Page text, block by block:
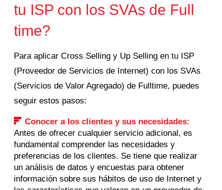
tu ISP con los SVAs de Full
time?
Para aplicar Cross Selling y Up Selling en tu ISP
(Proveedor de Servicios de Internet) con los SVAs
(Servicios de Valor Agregado) de Fulltime, puedes
seguir estos pasos:
Conocer a los clientes y sus necesidades:
Antes de ofrecer cualquier servicio adicional, es
fundamental comprender las necesidades y
preferencias de los clientes. Se tiene que realizar
un análisis de datos y encuestas para obtener
información sobre sus hábitos de uso de Internet y